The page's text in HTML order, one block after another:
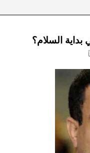
بداية السلام؟